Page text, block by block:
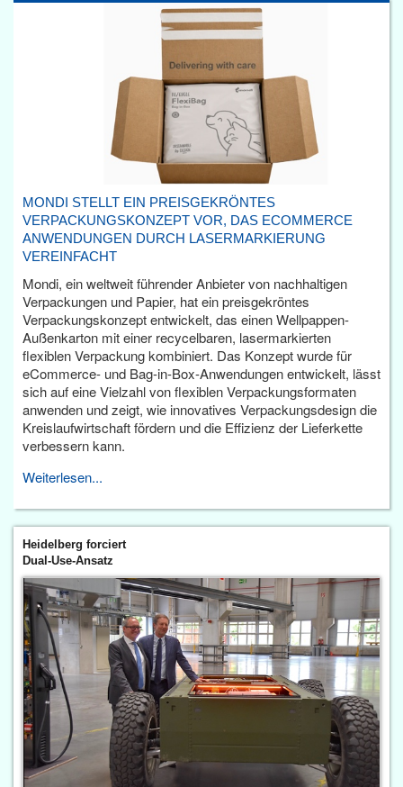
MONDI STELLT EIN PREISGEKRÖNTES
VERPACKUNGSKONZEPT VOR, DAS ECOMMERCE
ANWENDUNGEN DURCH LASERMARKIERUNG
VEREINFACHT
Mondi, ein weltweit führender Anbieter von nachhaltigen
Verpackungen und Papier, hat ein preisgekröntes
Verpackungskonzept entwickelt, das einen Wellpappen-
Außenkarton mit einer recycelbaren, lasermarkierten
flexiblen Verpackung kombiniert. Das Konzept wurde für
eCommerce- und Bag-in-Box-Anwendungen entwickelt, lässt
sich auf eine Vielzahl von flexiblen Verpackungsformaten
anwenden und zeigt, wie innovatives Verpackungsdesign die
Kreislaufwirtschaft fördern und die Effizienz der Lieferkette
verbessern kann.
Weiterlesen...
Heidelberg forciert
Dual-Use-Ansatz